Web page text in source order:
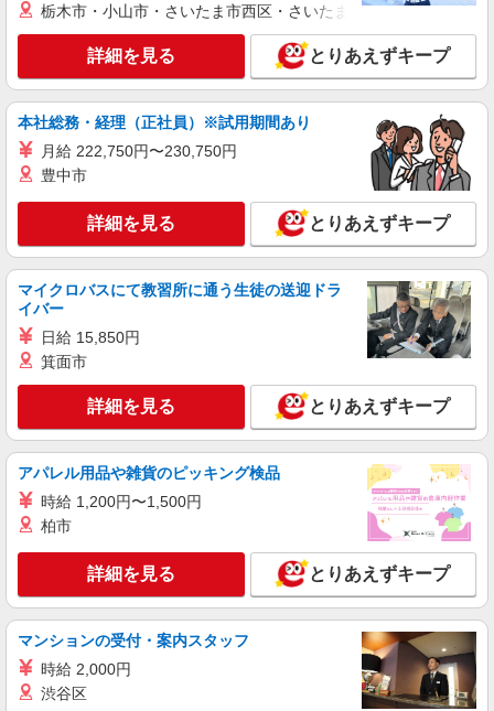
ショートステイ 介護スタッフ
【月給】265,920円〜295,920円 ▼給与詳細 処
遇改善手当：35,920円 夜勤手当：30,000円（5回
分） ※6回目以降は1回6,000円支給 ▼下記別途支
年2回（6月・12月） ※業績による 特別報酬：平
均34.1万円（最高額135万円） ※2025年6月支給実
績 ※処遇改善手当は試用期間中(3ヶ月)は支給なし
埼玉県所沢市上新井5-7-12
キープ 詳細を見る
パート
所沢西ケアセンターそよ風：RO9348
ショートステイ 介護スタッフ
【時給】1,350円〜1,550円 ▼給与詳細 処遇改
善手当：200〜220円/時 夜勤手当:6,000円/回 ▼下
記別途支給 通勤手当 年末年始手当：380円/時 寸
志あり：年2回（6月・12月） ※業績による ※処
遇改善手当は試用期間中(3ヶ月)は支給なし
詳細を見る
所沢グループホームそよ風：RO29190
グループホーム 介護スタッフ
【時給】1,350円〜1,550円 ▼給与詳細 処遇改
善手当：200〜220円/時 夜勤手当:6,000円/回 ▼下
記別途支給 通勤手当 年末年始手当：380円/時 寸
志あり：年2回（6月・12月） ※業績による ※処
遇改善手当は試用期間中(3ヶ月)は支給なし
キープ 詳細を見る
小手指ショートステイそよ風：RO14730
ショートステイ 介護スタッフ
【月給】265,920円〜295,920円 ▼給与詳細 処
栃木市・小山市・さいたま市西区・さいたま市岩槻区・久喜市・
詳細を見る とりあえずキープ
本社総務・経理（正社員）※試用期間あり
月給 222,750円〜230,750円
豊中市
詳細を見る とりあえずキープ
マイクロバスにて教習所に通う生徒の送迎ドラ
イバー
日給 15,850円
箕面市
詳細を見る とりあえずキープ
アパレル用品や雑貨のピッキング検品
時給 1,200円〜1,500円
柏市
詳細を見る とりあえずキープ
マンションの受付・案内スタッフ
時給 2,000円
渋谷区